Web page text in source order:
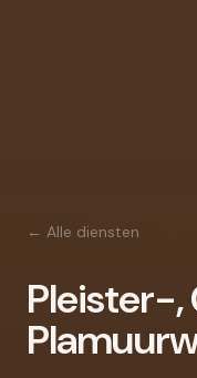
← Alle diensten
Pleister-